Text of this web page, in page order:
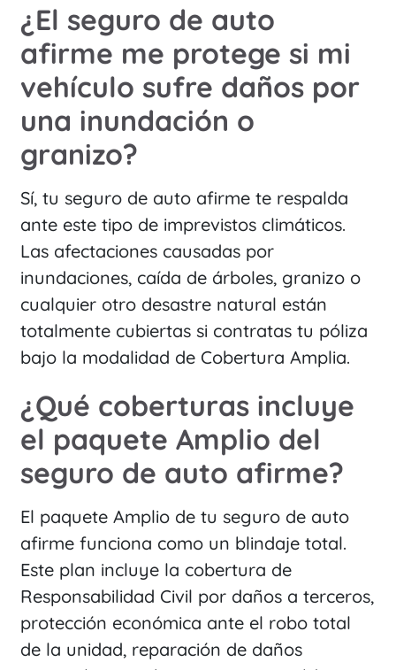
¿El seguro de auto
afirme me protege si mi
vehículo sufre daños por
una inundación o
granizo?
Sí, tu seguro de auto afirme te respalda
ante este tipo de imprevistos climáticos.
Las afectaciones causadas por
inundaciones, caída de árboles, granizo o
cualquier otro desastre natural están
totalmente cubiertas si contratas tu póliza
bajo la modalidad de Cobertura Amplia.
¿Qué coberturas incluye
el paquete Amplio del
seguro de auto afirme?
El paquete Amplio de tu seguro de auto
afirme funciona como un blindaje total.
Este plan incluye la cobertura de
Responsabilidad Civil por daños a terceros,
protección económica ante el robo total
de la unidad, reparación de daños